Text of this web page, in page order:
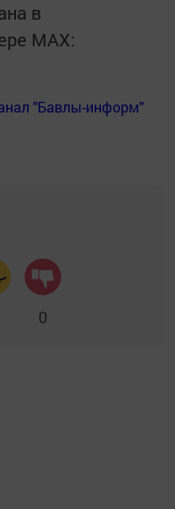
в
MАХ:
"Бавлы-информ"
0